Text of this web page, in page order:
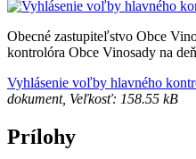
Obecné zastupiteľstvo Obce
kontrolóra Obce Vinosady na
Vyhlásenie voľby hlavného
dokument, Veľkosť: 158.55 kB
Prílohy